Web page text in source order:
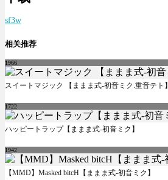
sf3w
相关推荐
1966
スイートマジック 【ままま式-初音ミク.重音テト】
1722
ハッピートラップ【ままま式-初音ミク】
1942
【MMD】Masked bitcH【ままま式-初音ミク】